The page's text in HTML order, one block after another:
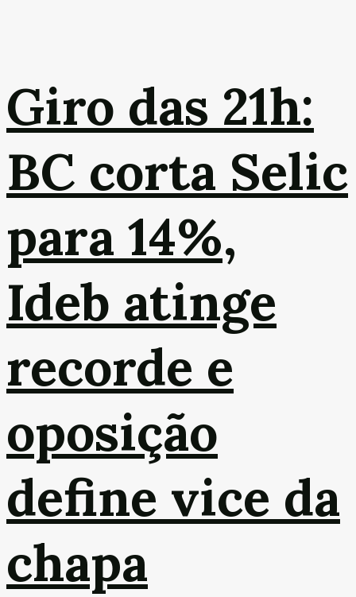
Giro das 21h:
BC corta Selic
para 14%,
Ideb atinge
recorde e
oposição
define vice da
chapa